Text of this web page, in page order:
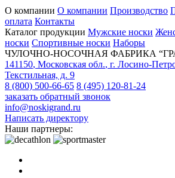
О компании О компании Производство
оплата Контакты
Каталог продукции Мужские носки
носки Спортивные носки Наборы
ЧУЛОЧНО-НОСОЧНАЯ ФАБРИКА
141150, Московская обл., г. Лосино-
Текстильная, д. 9
8 (800) 500-66-65 8 (495) 120-81-24
заказать обратный звонок
info@noskigrand.ru
Написать директору
Наши партнеры: